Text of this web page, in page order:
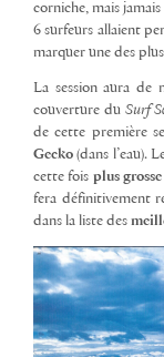
corniche, mais
6 surfeurs allaient
marquer une des
La session aura de
couverture du Surf
de cette première
Gecko (dans l’eau).
cette fois plus
fera définitivement
dans la liste des